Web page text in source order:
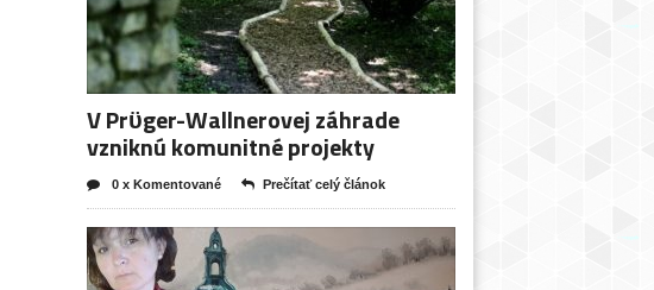
V Prϋger-Wallnerovej záhrade
vzniknú komunitné projekty
0 x Komentované Prečítať celý článok